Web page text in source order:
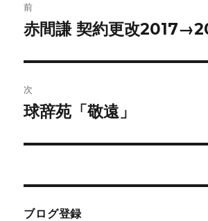
稿
ビ
ゲ
ー
前
前
投
稿:
赤間謙 契約更改
次
次
投
球辞苑「敬遠」
ブログ登録